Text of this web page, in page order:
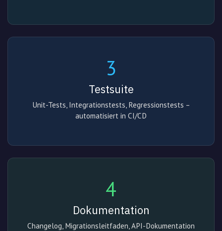
3
Testsuite
Unit-Tests, Integrationstests, Regressionstests –
automatisiert in CI/CD
4
Dokumentation
Changelog, Migrationsleitfaden, API-Dokumentation